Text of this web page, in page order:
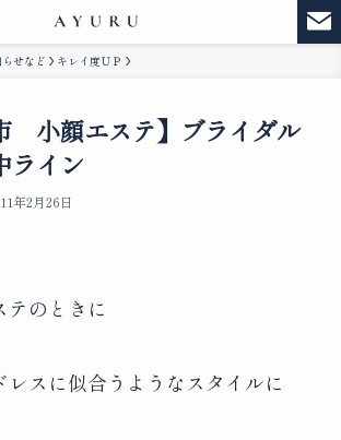
せなど キレイ度ＵＰ
小顔エステ】ブライダル
ライン
年2月26日
テのときに
レスに似合うようなスタイルに